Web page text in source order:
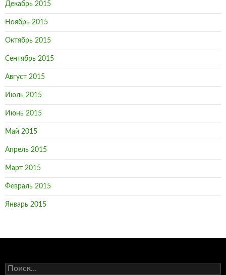
Декабрь 2015
Ноябрь 2015
Октябрь 2015
Сентябрь 2015
Август 2015
Июль 2015
Июнь 2015
Май 2015
Апрель 2015
Март 2015
Февраль 2015
Январь 2015
Н